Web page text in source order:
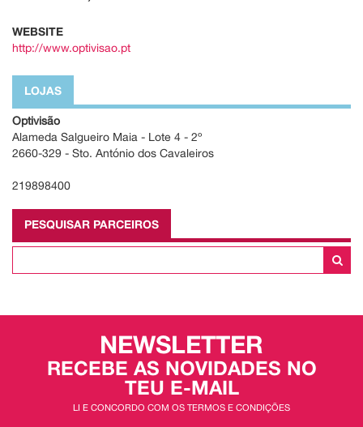
WEBSITE
http://www.optivisao.pt
LOJAS
Optivisão
Alameda Salgueiro Maia - Lote 4 - 2º
2660-329 - Sto. António dos Cavaleiros
219898400
PESQUISAR PARCEIROS
NEWSLETTER
RECEBE AS NOVIDADES NO
TEU E-MAIL
LI E CONCORDO COM OS TERMOS E CONDIÇÕES